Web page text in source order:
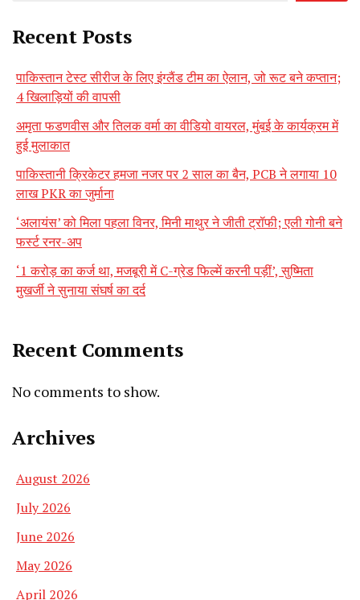
Recent Posts
पाकिस्तान टेस्ट सीरीज के लिए इंग्लैंड टीम का ऐलान, जो रूट बने कप्तान;
4 खिलाड़ियों की वापसी
अमृता फडणवीस और तिलक वर्मा का वीडियो वायरल, मुंबई के कार्यक्रम में
हुई मुलाकात
पाकिस्तानी क्रिकेटर हमजा नजर पर 2 साल का बैन, PCB ने लगाया 10
लाख PKR का जुर्माना
‘अलायंस’ को मिला पहला विनर, मिनी माथुर ने जीती ट्रॉफी; एली गोनी बने
फर्स्ट रनर-अप
‘1 करोड़ का कर्ज था, मजबूरी में C-ग्रेड फिल्में करनी पड़ीं’, सुष्मिता
मुखर्जी ने सुनाया संघर्ष का दर्द
Recent Comments
No comments to show.
Archives
August 2026
July 2026
June 2026
May 2026
April 2026